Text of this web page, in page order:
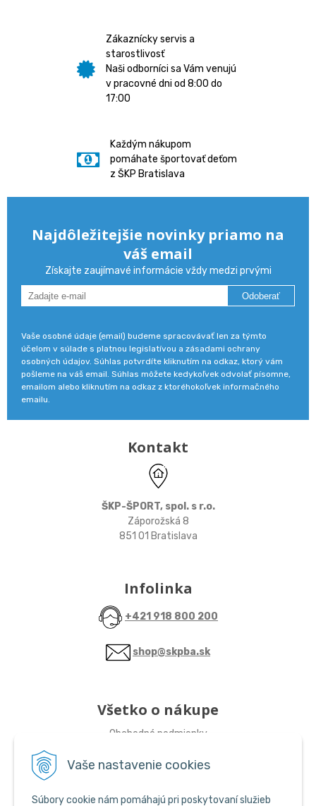
Vaše nastavenie cookies
Súbory cookie nám pomáhajú pri poskytovaní služieb
Zákaznícky servis a
starostlivosť
Naši odborníci sa Vám venujú
v pracovné dni od 8:00 do
17:00
Každým nákupom
pomáhate športovať deťom
z ŠKP Bratislava
Najdôležitejšie novinky priamo na
váš email
Získajte zaujímavé informácie vždy medzi prvými
Odoberať
Vaše osobné údaje (email) budeme spracovávať len za týmto
účelom v súlade s platnou legislatívou a zásadami ochrany
osobných údajov. Súhlas potvrdíte kliknutím na odkaz, ktorý vám
pošleme na váš email. Súhlas môžete kedykoľvek odvolať písomne,
emailom alebo kliknutím na odkaz z ktoréhokoľvek informačného
emailu.
Kontakt
ŠKP-ŠPORT, spol. s r.o.
Záporožská 8
851 01 Bratislava
Infolinka
+421 918 800 200
shop@skpba.sk
Všetko o nákupe
Obchodné podmienky
Sledujte nás